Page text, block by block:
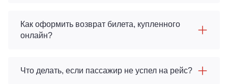
Как оформить возврат билета, купленного
онлайн?
Что делать, если пассажир не успел на рейс?